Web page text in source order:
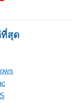
สุด